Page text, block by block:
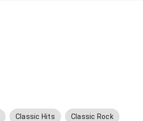
Classic Hits Classic Rock